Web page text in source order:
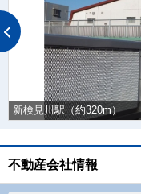
新検見川駅（約320m）
不動産会社情報